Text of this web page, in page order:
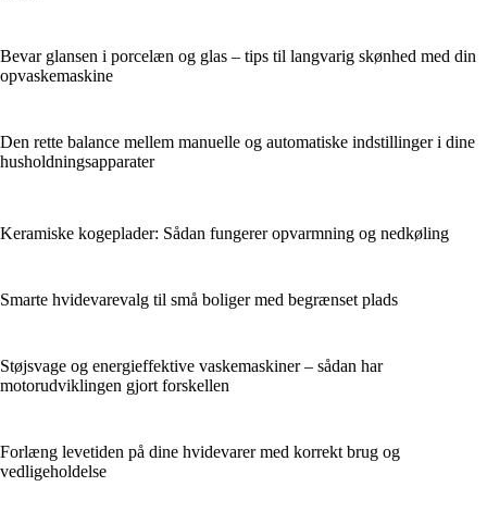
Bevar glansen i porcelæn og glas – tips til langvarig skønhed med din
opvaskemaskine
Den rette balance mellem manuelle og automatiske indstillinger i dine
husholdningsapparater
Keramiske kogeplader: Sådan fungerer opvarmning og nedkøling
Smarte hvidevarevalg til små boliger med begrænset plads
Støjsvage og energieffektive vaskemaskiner – sådan har
motorudviklingen gjort forskellen
Forlæng levetiden på dine hvidevarer med korrekt brug og
vedligeholdelse